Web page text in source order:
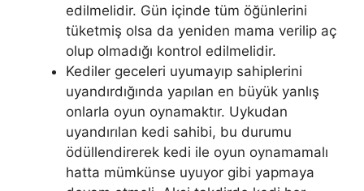
edilmelidir. Gün içinde tüm öğünlerini
tüketmiş olsa da yeniden mama verilip aç
olup olmadığı kontrol edilmelidir.
Kediler geceleri uyumayıp sahiplerini
uyandırdığında yapılan en büyük yanlış
onlarla oyun oynamaktır. Uykudan
uyandırılan kedi sahibi, bu durumu
ödüllendirerek kedi ile oyun oynamamalı
hatta mümkünse uyuyor gibi yapmaya